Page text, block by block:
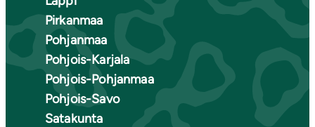
Pirkanmaa
Pohjanmaa
Pohjois-Karjala
Pohjois-Pohjanmaa
Pohjois-Savo
Satakunta